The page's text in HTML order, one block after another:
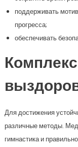
поддерживать
прогресса;
обеспечивать
Для достижения
различные методы.
гимнастика и